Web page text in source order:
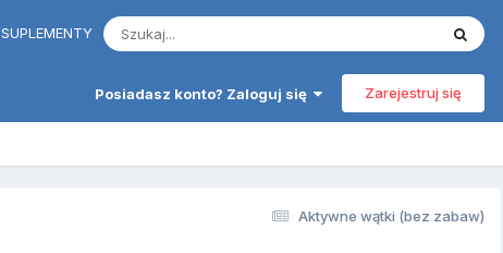
Posiadasz konto? Zaloguj się Zarejestruj się
Aktywne wątki (bez zabaw)